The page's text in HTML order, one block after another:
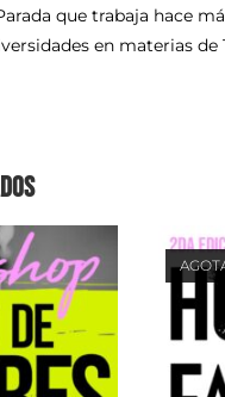
que trabaja hace
en materias